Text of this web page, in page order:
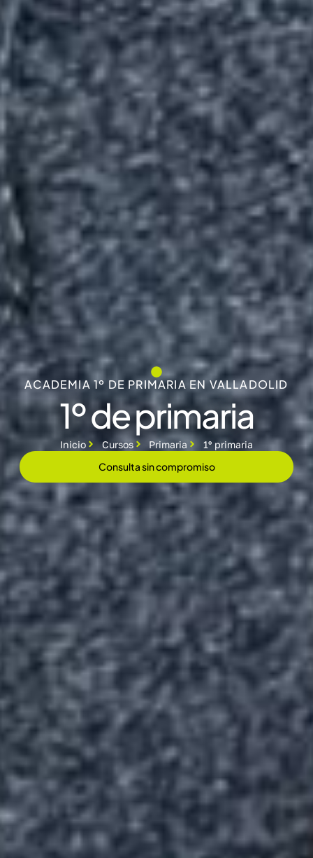
ACADEMIA 1º DE PRIMARIA EN VALLADOLID
1º de primaria
Inicio Cursos Primaria 1º primaria
Consulta sin compromiso